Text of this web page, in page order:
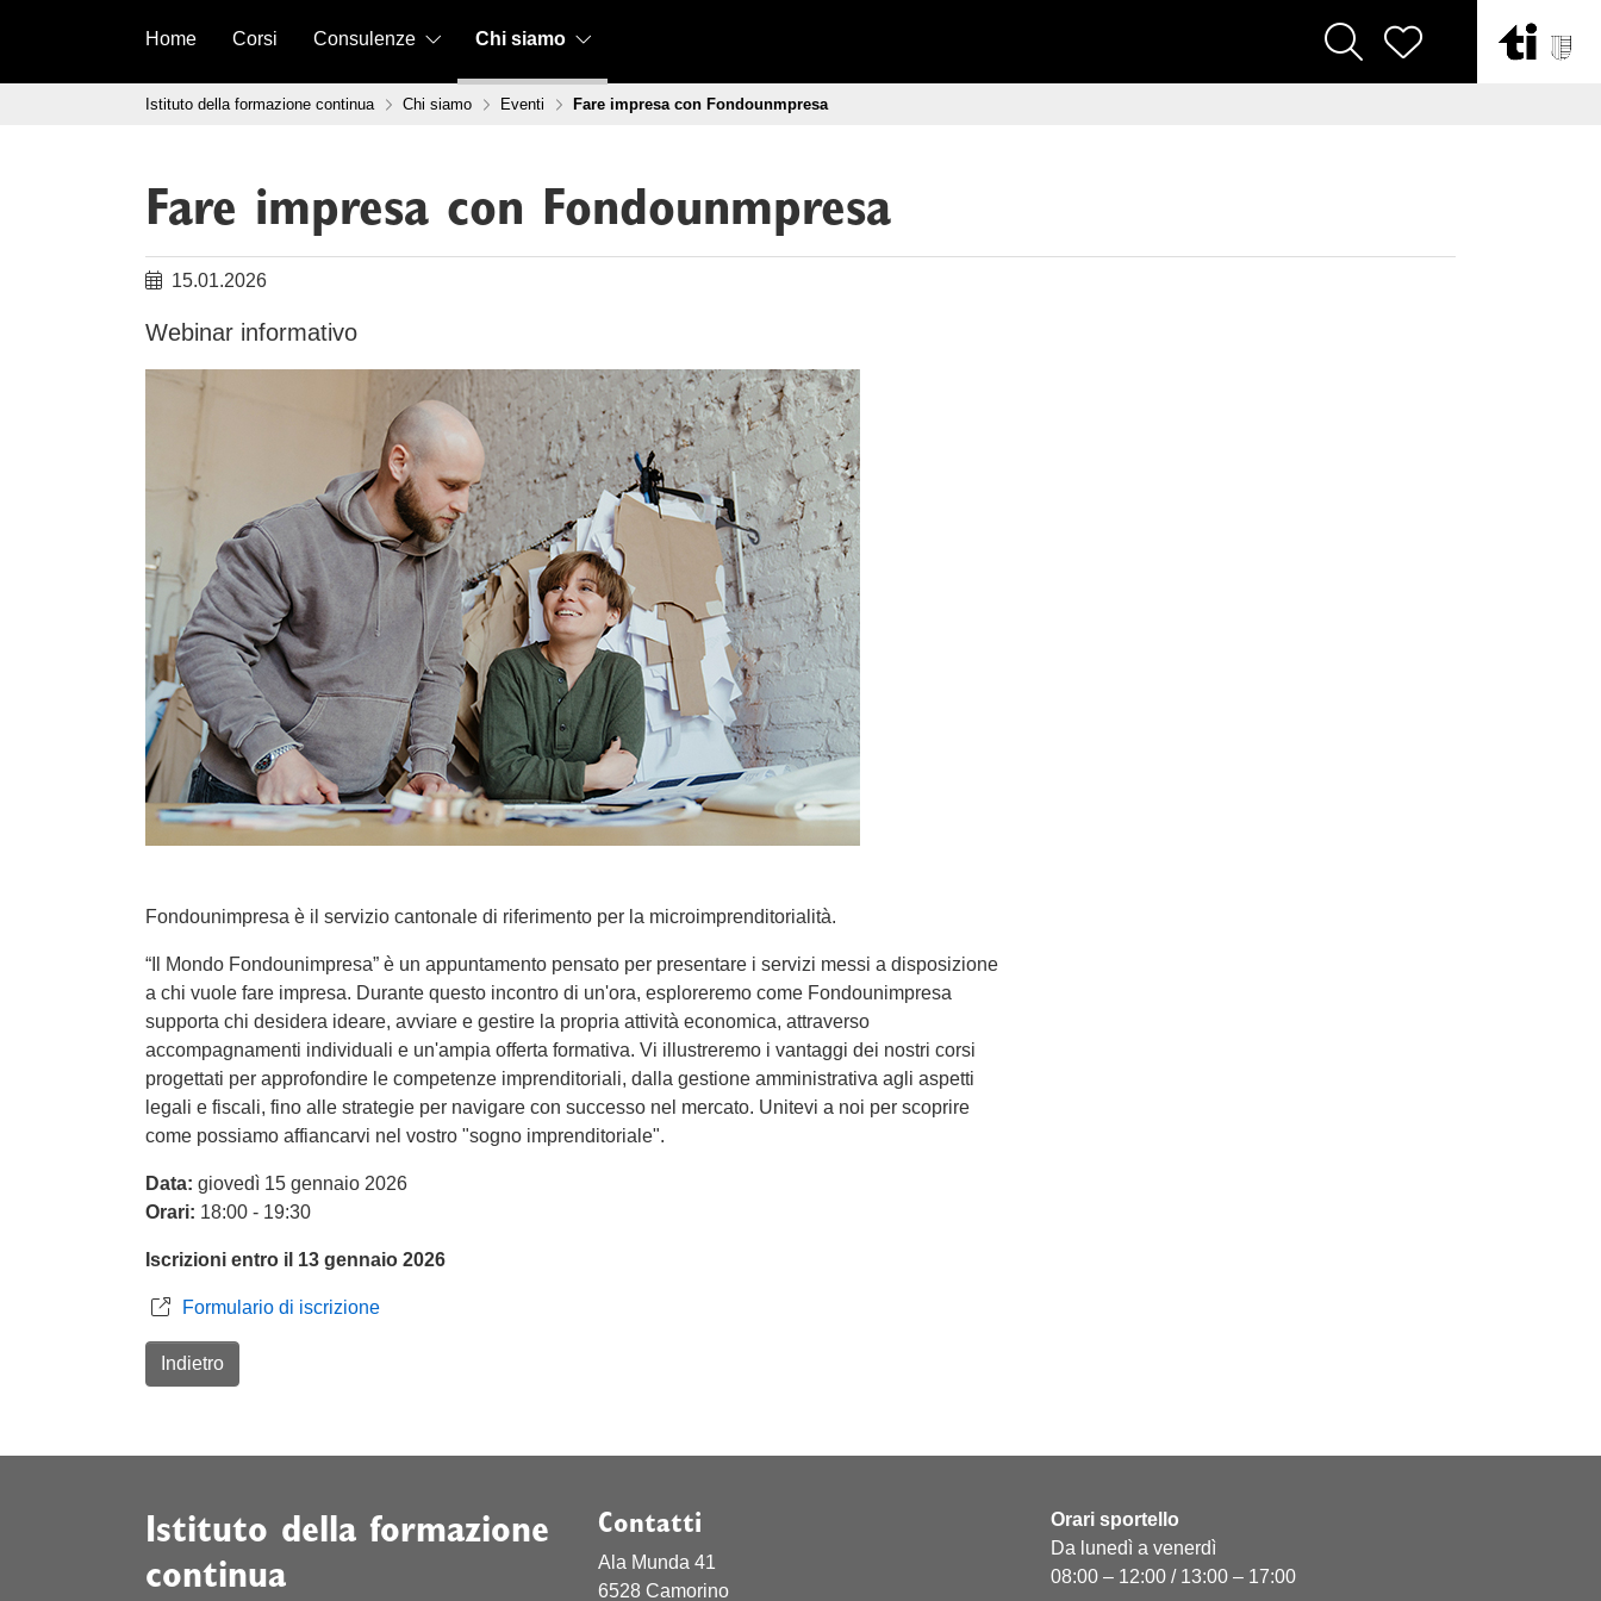
Home
Corsi Consulenze Chi siamo
Tu sei qui:
Istituto della formazione continua Chi siamo Eventi Fare impresa con Fondounmpresa
Fare impresa con Fondounmpresa
15.01.2026
Webinar informativo
Fondounimpresa è il servizio cantonale di riferimento per la microimprenditorialità.
“Il Mondo Fondounimpresa” è un appuntamento pensato per presentare i servizi messi a disposizione
a chi vuole fare impresa. Durante questo incontro di un'ora, esploreremo come Fondounimpresa
supporta chi desidera ideare, avviare e gestire la propria attività economica, attraverso
accompagnamenti individuali e un'ampia offerta formativa. Vi illustreremo i vantaggi dei nostri corsi
progettati per approfondire le competenze imprenditoriali, dalla gestione amministrativa agli aspetti
legali e fiscali, fino alle strategie per navigare con successo nel mercato. Unitevi a noi per scoprire
come possiamo affiancarvi nel vostro "sogno imprenditoriale".
Data: giovedì 15 gennaio 2026
Orari: 18:00 - 19:30
Iscrizioni entro il 13 gennaio 2026
Formulario di iscrizione
Indietro
Istituto della formazione
continua
Contatti
Ala Munda 41
6528 Camorino
Orari sportello
Da lunedì a venerdì
08:00 – 12:00 / 13:00 – 17:00